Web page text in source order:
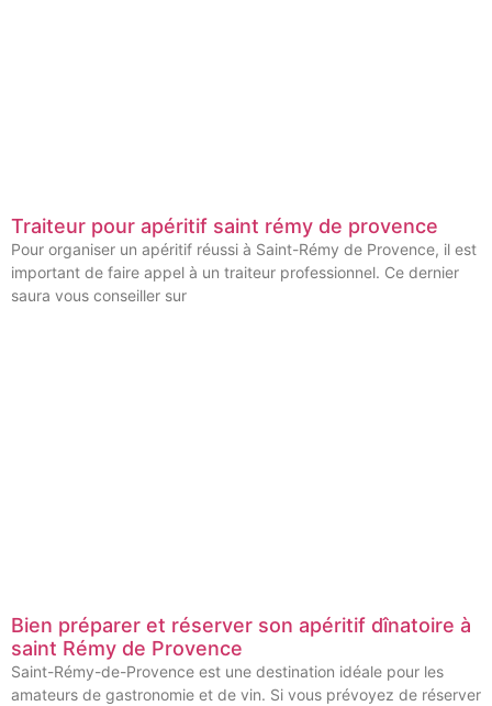
Traiteur pour apéritif saint rémy de provence
Pour organiser un apéritif réussi à Saint-Rémy de Provence, il est
important de faire appel à un traiteur professionnel. Ce dernier
saura vous conseiller sur
Bien préparer et réserver son apéritif dînatoire à
saint Rémy de Provence
Saint-Rémy-de-Provence est une destination idéale pour les
amateurs de gastronomie et de vin. Si vous prévoyez de réserver